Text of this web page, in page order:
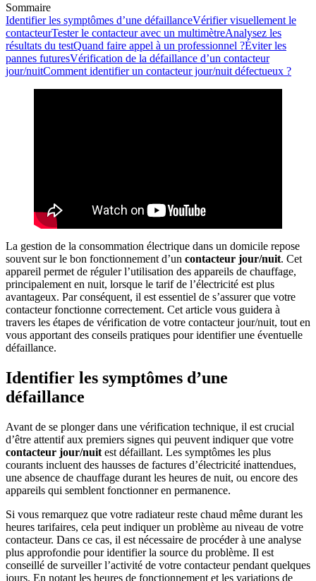
Sommaire
Identifier les symptômes d’une défaillanceVérifier visuellement le
contacteurTester le contacteur avec un multimètreAnalysez les
résultats du testQuand faire appel à un professionnel ?Éviter les
pannes futuresVérification de la défaillance d’un contacteur
jour/nuitComment identifier un contacteur jour/nuit défectueux ?
La gestion de la consommation électrique dans un domicile repose
souvent sur le bon fonctionnement d’un contacteur jour/nuit. Cet
appareil permet de réguler l’utilisation des appareils de chauffage,
principalement en nuit, lorsque le tarif de l’électricité est plus
avantageux. Par conséquent, il est essentiel de s’assurer que votre
contacteur fonctionne correctement. Cet article vous guidera à
travers les étapes de vérification de votre contacteur jour/nuit, tout en
vous apportant des conseils pratiques pour identifier une éventuelle
défaillance.
Identifier les symptômes d’une
défaillance
Avant de se plonger dans une vérification technique, il est crucial
d’être attentif aux premiers signes qui peuvent indiquer que votre
contacteur jour/nuit est défaillant. Les symptômes les plus
courants incluent des hausses de factures d’électricité inattendues,
une absence de chauffage durant les heures de nuit, ou encore des
appareils qui semblent fonctionner en permanence.
Si vous remarquez que votre radiateur reste chaud même durant les
heures tarifaires, cela peut indiquer un problème au niveau de votre
contacteur. Dans ce cas, il est nécessaire de procéder à une analyse
plus approfondie pour identifier la source du problème. Il est
conseillé de surveiller l’activité de votre contacteur pendant quelques
jours. En notant les heures de fonctionnement et les variations de